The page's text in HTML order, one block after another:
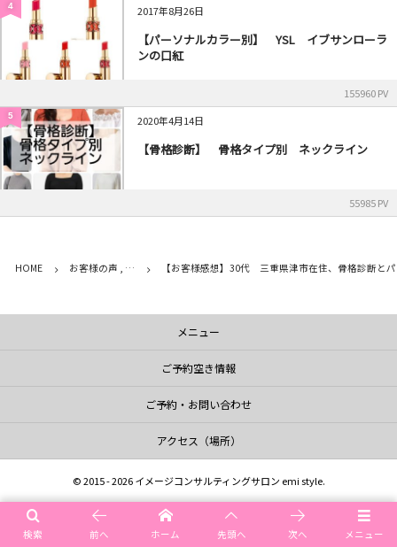
4 2017年8月26日
【パーソナルカラー別】 YSL イブサンローラ
ンの口紅
155960 PV
5 2020年4月14日
【骨格診断】 骨格タイプ別 ネックライン
55985 PV
HOME お客様の声 , … 【お客様感想】30代 三重県津市在住、骨格診断と
メニュー
ご予約空き情報
ご予約・お問い合わせ
アクセス（場所）
©2015 - 2026 イメージコンサルティングサロン emi style.
メニュー
検索 前へ ホーム 先頭へ 次へ